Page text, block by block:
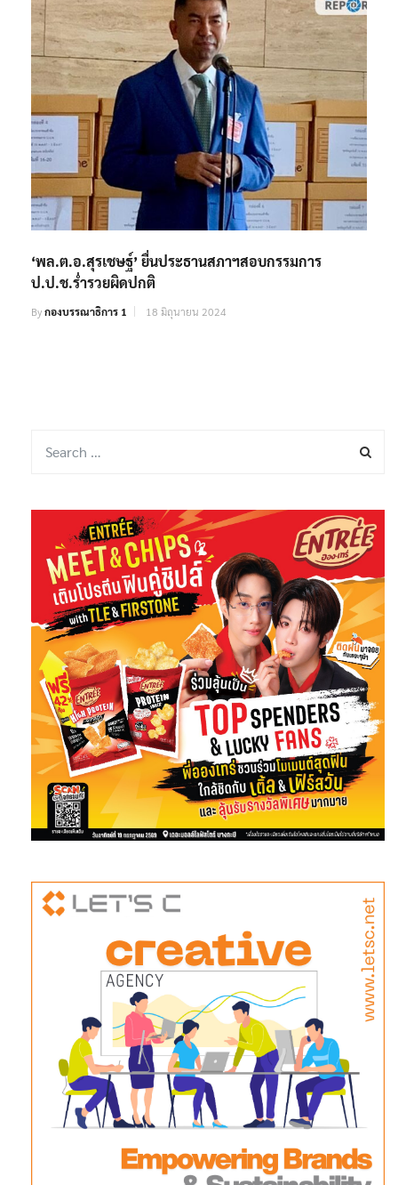
‘พล.ต.อ.สุรเชษฐ์’ ยื่นประธานสภาฯสอบกรรมการ
ป.ป.ช.ร่ำรวยผิดปกติ
Byกองบรรณาธิการ 1 18 มิถุนายน 2024